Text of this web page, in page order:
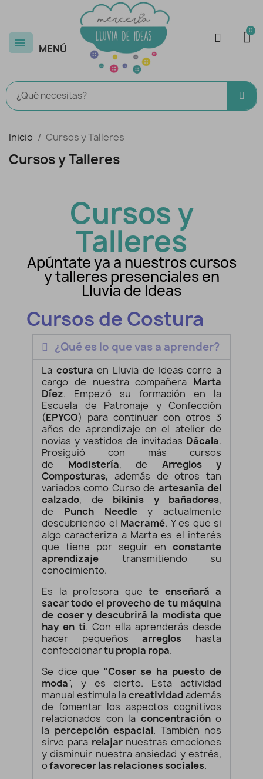
MENÚ
Inicio Cursos y Talleres
Cursos y Talleres
Cursos y
Talleres
Apúntate ya a nuestros cursos
y talleres presenciales en
Lluvia de Ideas
Cursos de Costura
¿Qué es lo que vas a aprender?
La costura en Lluvia de Ideas corre a
cargo de nuestra compañera Marta
Díez. Empezó su formación en la
Escuela de Patronaje y Confección
(EPYCO) para continuar con otros 3
años de aprendizaje en el atelier de
novias y vestidos de invitadas Dácala.
Prosiguió con más cursos
de Modistería, de Arreglos y
Composturas, además de otros tan
variados como Curso de artesanía del
calzado, de bikinis y bañadores,
de Punch Needley actualmente
descubriendo el Macramé. Y es que si
algo caracteriza a Marta es el interés
que tiene por seguir en constante
aprendizaje transmitiendo su
conocimiento.
Es la profesora que te enseñará a
sacar todo el provecho de tu máquina
de coser y descubrirá la modista que
hay en ti. Con ella aprenderás desde
hacer pequeñosarreglos hasta
confeccionartu propia ropa.
Se dice que "Coser se ha puesto de
moda", y es cierto. Esta actividad
manual estimula lacreatividadademás
de fomentar los aspectos cognitivos
relacionados con la concentracióno
la percepción espacial. También nos
sirve para relajarnuestras emociones
y disminuir nuestra ansiedad y estrés,
ofavorecer las relaciones sociales.